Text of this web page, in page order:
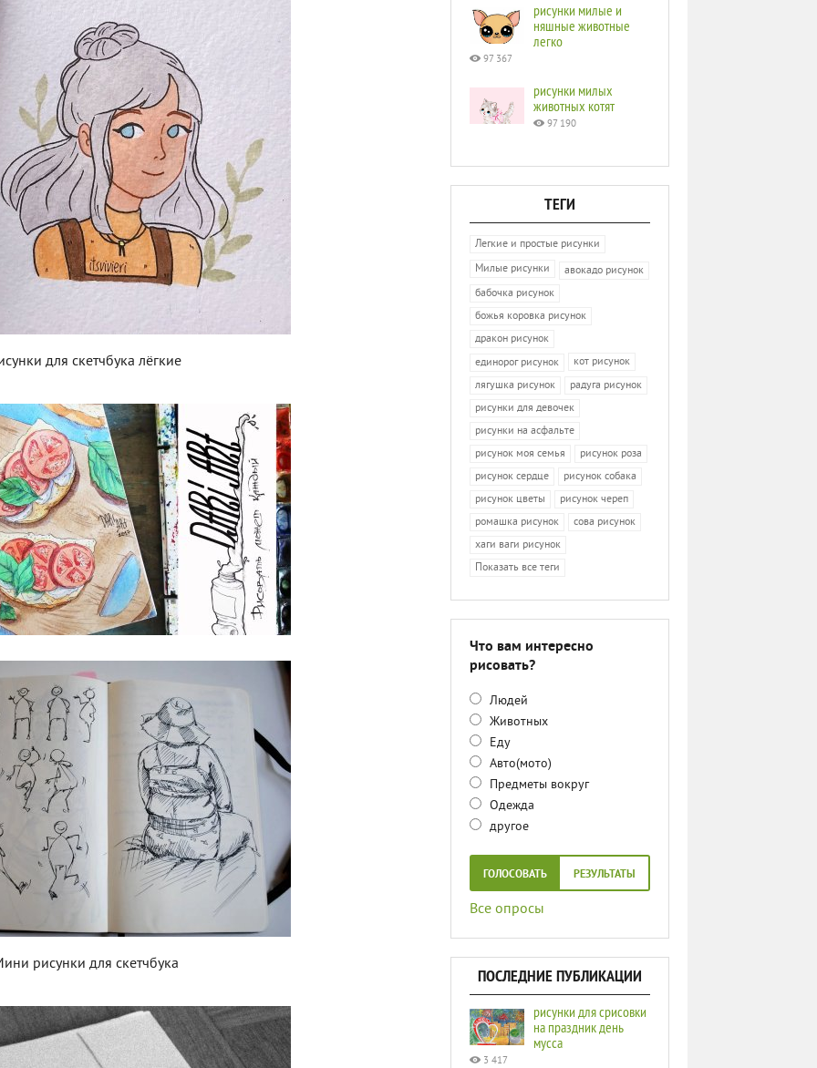
для скетчбука лёгкие
рисунки для скетчбука
рисунки милые и
няшные животные
легко
97 367
рисунки милых
животных котят
97 190
ТЕГИ
Легкие и простые рисунки
Милые рисунки
авокадо рисунок
бабочка рисунок
божья коровка рисунок
дракон рисунок
единорог рисунок
кот рисунок
лягушка рисунок
радуга рисунок
рисунки для девочек
рисунки на асфальте
рисунок моя семья
рисунок роза
рисунок сердце
рисунок собака
рисунок цветы
рисунок череп
ромашка рисунок
сова рисунок
хаги ваги рисунок
Показать все теги
Что вам интересно
рисовать?
Людей
Животных
Еду
Авто(мото)
Предметы вокруг
Одежда
другое
ГОЛОСОВАТЬ РЕЗУЛЬТАТЫ
Все опросы
ПОСЛЕДНИЕ ПУБЛИКАЦИИ
рисунки для срисовки
на праздник день
мусса
3 417